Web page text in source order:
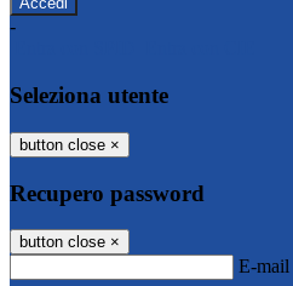
-
Seleziona utente
button close ×
Recupero password
button close ×
E-mail